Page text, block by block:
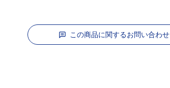
この商品に関するお問い合わせ